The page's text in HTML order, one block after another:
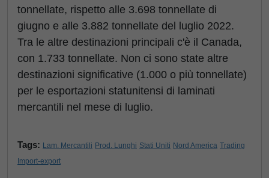
tonnellate, rispetto alle 3.698 tonnellate di
giugno e alle 3.882 tonnellate del luglio 2022.
Tra le altre destinazioni principali c'è il Canada,
con 1.733 tonnellate. Non ci sono state altre
destinazioni significative (1.000 o più tonnellate)
per le esportazioni statunitensi di laminati
mercantili nel mese di luglio.
Tags: Lam. Mercantili Prod. Lunghi Stati Uniti Nord America Trading
Import-export